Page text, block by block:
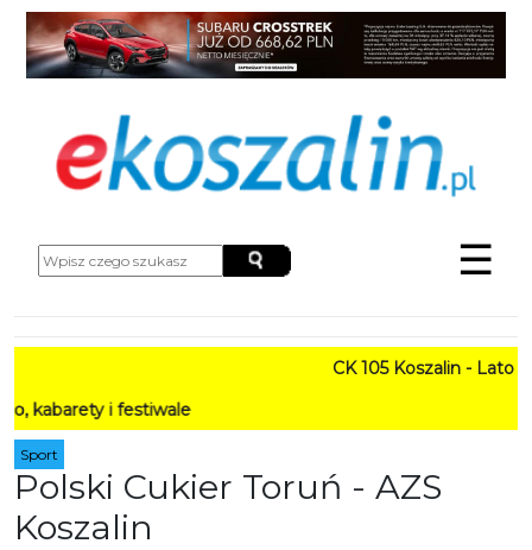
☰
CK 105 Koszalin - Lato w
i festiwale
Sport
Polski Cukier Toruń - AZS
Koszalin